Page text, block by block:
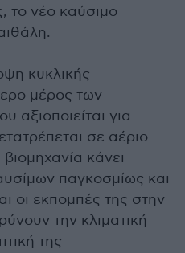
το νέο καύσιμο
κυκλικής
μέρος των
αξιοποιείται για
σε αέριο
κάνει
παγκοσμίως και
οι εκπομπές της στην
την κλιματική
της